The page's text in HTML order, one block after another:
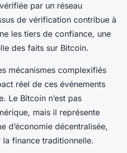
par un réseau
de vérification contribue à
les tiers de confiance, une
des faits sur Bitcoin.
mécanismes complexifiés
réel de ces événements
Le Bitcoin n’est pas
mais il représente
d’économie décentralisée,
finance traditionnelle.